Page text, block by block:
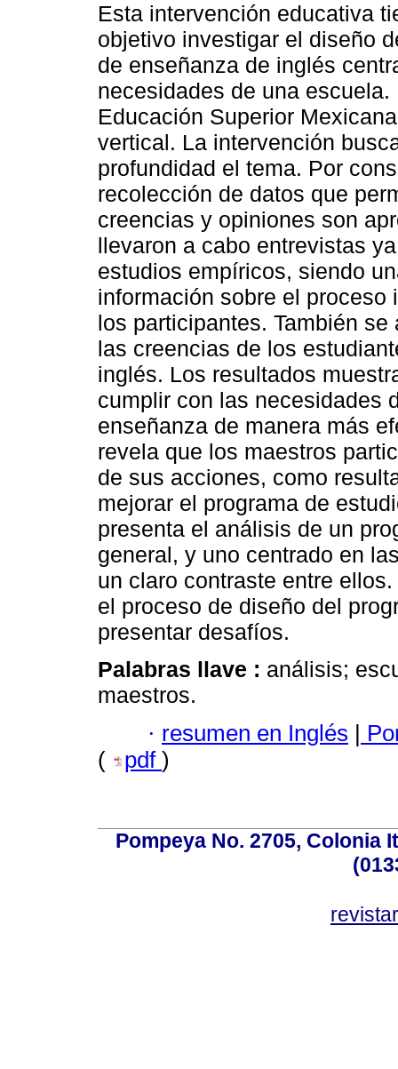
Esta intervención educativa
objetivo investigar el diseño
de enseñanza de inglés
necesidades de una
Educación Superior
vertical. La intervención
profundidad el tema. Por
recolección de datos que
creencias y opiniones son
llevaron a cabo entrevistas
estudios empíricos, siendo
información sobre el
los participantes. También
las creencias de los
inglés. Los resultados
cumplir con las necesidades
enseñanza de manera más
revela que los maestros
de sus acciones, como
mejorar el programa de
presenta el análisis de un
general, y uno centrado en
un claro contraste entre
el proceso de diseño del
presentar desafíos.
Palabras llave : análisis;
maestros.
· resumen en Inglés |
(
pdf )
Pompeya No. 2705, Colonia